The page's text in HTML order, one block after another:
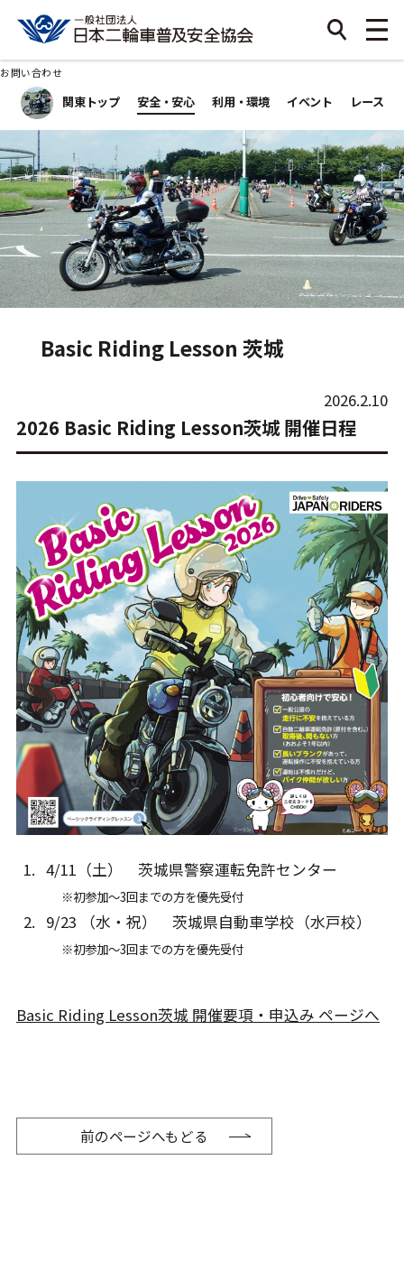
関東トップ 安全・安心 利用・環境 イベント レース
お問い合わせ
Basic Riding Lesson 茨城
2026.2.10
2026 Basic Riding Lesson茨城 開催日程
4/11（土） 茨城県警察運転免許センター
※初参加～3回までの方を優先受付
9/23 （水・祝） 茨城県自動車学校（水戸校）
※初参加～3回までの方を優先受付
Basic Riding Lesson茨城 開催要項・申込み ページへ
前のページへもどる